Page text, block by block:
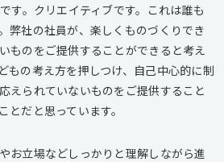
す。クリエイティブです。これは誰も
弊社の社員が、楽しくものづくりでき
ものをご提供することができると考え
もの考え方を押しつけ、自己中心的に制
えられていないものをご提供すること
とだと思っています。
お立場などしっかりと理解しながら進